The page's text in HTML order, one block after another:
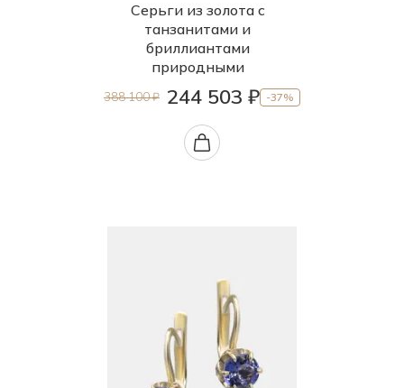
Серьги из золота с
танзанитами и
бриллиантами
природными
388 100 ₽ 244 503 ₽ -37%